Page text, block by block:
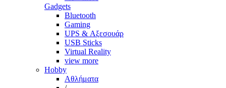
Gadgets
Bluetooth
Gaming
UPS & Αξεσουάρ
USB Sticks
Virtual Reality
view more
Hobby
Αθλήματα